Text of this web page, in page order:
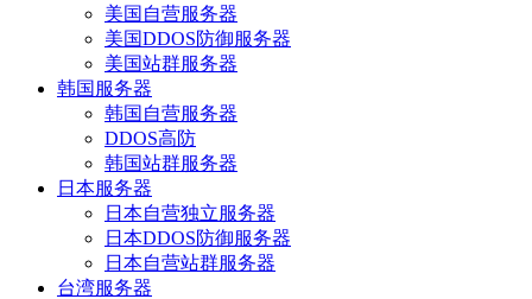
美国自营服务器
美国DDOS防御服务器
美国站群服务器
韩国服务器
韩国自营服务器
DDOS高防
韩国站群服务器
日本服务器
日本自营独立服务器
日本DDOS防御服务器
日本自营站群服务器
台湾服务器